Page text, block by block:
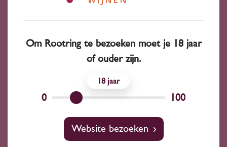
Bekijk ook
Teroldego
Graciano Muskat Ottonel
Om Rootring te bezoeken moet je 18 jaar
of ouder zijn.
0
18
100
Website bezoeken